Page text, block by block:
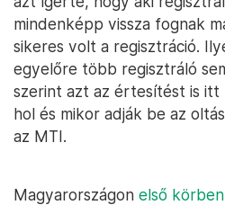
mindenképp vissza fognak
sikeres volt a regisztráció.
egyelőre több regisztráló
szerint azt az értesítést is itt
hol és mikor adják be az
az MTI.
Magyarországon első körben